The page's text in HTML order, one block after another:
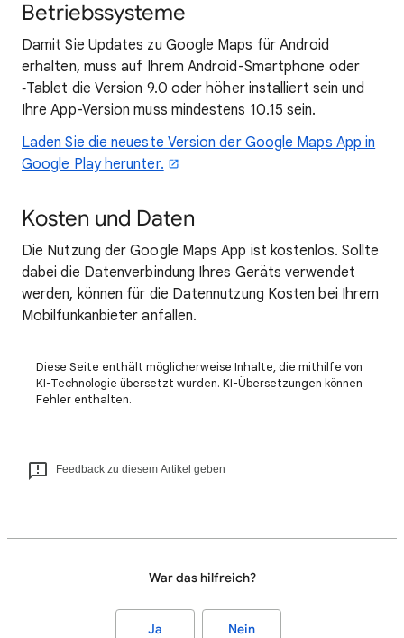
Betriebssysteme
Damit Sie Updates zu Google Maps für Android
erhalten, muss auf Ihrem Android-Smartphone oder
‑Tablet die Version 9.0 oder höher installiert sein und
Ihre App-Version muss mindestens 10.15 sein.
Laden Sie die neueste Version der Google Maps App in
Google Play herunter.
Kosten und Daten
Die Nutzung der Google Maps App ist kostenlos. Sollte
dabei die Datenverbindung Ihres Geräts verwendet
werden, können für die Datennutzung Kosten bei Ihrem
Mobilfunkanbieter anfallen.
Diese Seite enthält möglicherweise Inhalte, die mithilfe von
KI-Technologie übersetzt wurden. KI-Übersetzungen können
Fehler enthalten.
Feedback zu diesem Artikel geben
War das hilfreich?
Ja Nein